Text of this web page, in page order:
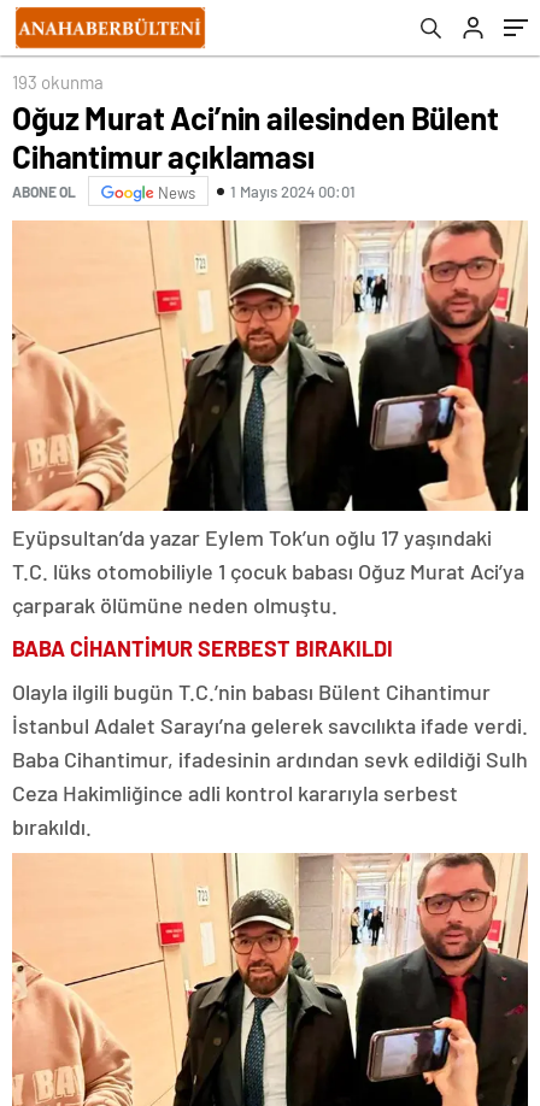
193 okunma
Oğuz Murat Aci’nin ailesinden Bülent
Cihantimur açıklaması
ABONE OL News 1 Mayıs 2024 00:01
Eyüpsultan’da yazar Eylem Tok’un oğlu 17 yaşındaki
T.C. lüks otomobiliyle 1 çocuk babası Oğuz Murat Aci’ya
çarparak ölümüne neden olmuştu.
BABA CİHANTİMUR SERBEST BIRAKILDI
Olayla ilgili bugün T.C.’nin babası Bülent Cihantimur
İstanbul Adalet Sarayı’na gelerek savcılıkta ifade verdi.
Baba Cihantimur, ifadesinin ardından sevk edildiği Sulh
Ceza Hakimliğince adli kontrol kararıyla serbest
bırakıldı.